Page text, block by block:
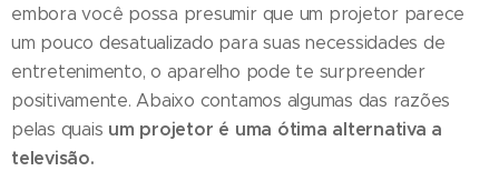
embora você possa presumir que um projetor parece
um pouco desatualizado para suas necessidades de
entretenimento, o aparelho pode te surpreender
positivamente. Abaixo contamos algumas das razões
pelas quais um projetor é uma ótima alternativa a
televisão.